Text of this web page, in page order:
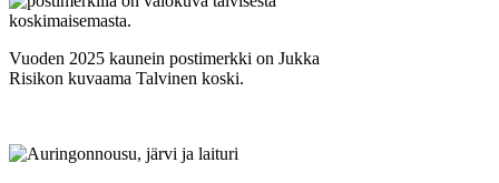
Vuoden 2025 kaunein postimerkki on Jukka
Risikon kuvaama Talvinen koski.